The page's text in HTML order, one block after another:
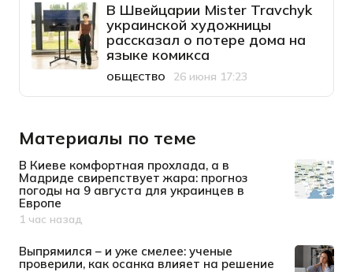
В Швейцарии Mister Travchyk
украинской художницы
рассказал о потере дома на
языке комикса
Категория
ОБЩЕСТВО
Дата публикации
26 июня 17:23
Материалы по теме
В Киеве комфортная прохлада, а в
Мадриде свирепствует жара: прогноз
погоды на 9 августа для украинцев в
Европе
Дата публикации
1 час назад
Выпрямился – и уже смелее: ученые
проверили, как осанка влияет на решение